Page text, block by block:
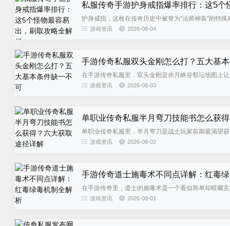
私服传奇手游护身戒指爆率排行：这5
护身戒指，这枚在传奇历史中被誉为“法师神装”的特
由魔法值承担，直到蓝量耗尽...
游戏资讯 2026-08-04
手游传奇私服双头金刚怎么打？五大基
在手游传奇私服里，双头金刚是赤月峡谷祭坛地图上
去就是送死，但它死后掉落的...
游戏资讯 2026-08-03
单职业传奇私服半月弯刀技能书怎么获
单职业传奇私服里，半月弯刀是战士玩家前期最渴望
士从单体输出迈向群体刷怪的关...
游戏资讯 2026-08-02
手游传奇道士施毒术不同点详解：红毒
在手游传奇里，道士的施毒术是一个看似简单却暗藏
施毒术的机制远比表面看起...
游戏资讯 2026-08-01